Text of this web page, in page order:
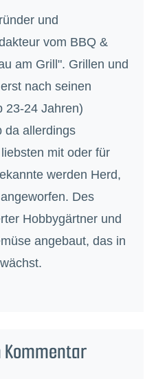
und
vom BBQ &
am Grill". Grillen und
nach seinen
23-24 Jahren)
da allerdings
mit oder für
werden Herd,
Des
Hobbygärtner und
angebaut, das in